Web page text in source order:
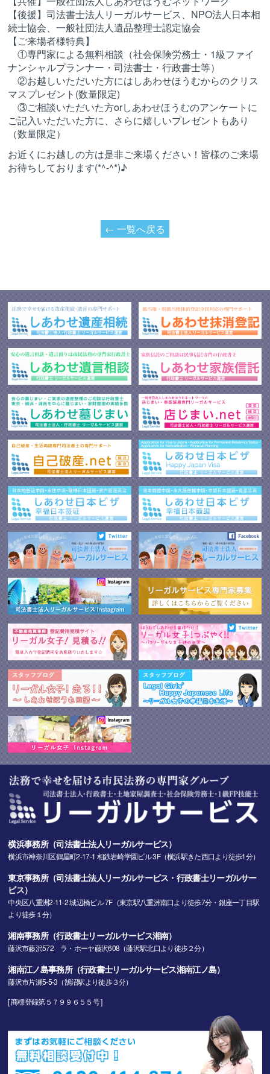
【後援】司法書士法人リーガルサービス、NPO法人日本相
続士協会、一般社団法人遺品整理士認定協会
【ご来場者様特典】
①専門家による無料相談（社会保険労務士・1級ファイ
ナンシャルプランナー・司法書士・行政書士等）
②お越しいただいた方にはしあわせほうむからのクリス
マスプレゼント(数量限定)
③ご相談いただいた方orしあわせほうむのアンケートに
ご記入いただいた方に、さらに嬉しいプレゼントもあり
（数量限定）
お近くにお越しの方は是非ご来場ください！皆様のご来場
お待ちしております(*^-^*)♪
← 一覧へ戻る
横浜事務所（司法書士法人リーガルサービス）
横浜市神奈川区鶴屋町2-17-1 相鉄岩崎学園ビル 3F（横浜駅きた西口より徒歩1分）
東京事務所（司法書士法人リーガルサービス・行政書士リーガルサー
ビス）
中央区八重洲2-11-2 城辺橋ビル 7F（東京駅八重洲南口より徒歩7分・銀座一丁目駅
より徒歩１分）
湘南事務所（行政書士リーガルサービス湘南）
藤沢市藤沢572 ラ・ホーヤ藤沢608（藤沢駅北口より徒歩２分）
湘南江ノ島事務所（行政書士リーガルサービス湘南江ノ島）
藤沢市片瀬5-5-3（鵠沼駅より徒歩３分）
[ 商標登録第５７９９６５５号 ]